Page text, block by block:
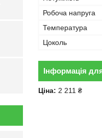
Робоча напруга
Температура
Цоколь
Інформація
Ціна: 2 211 ₴